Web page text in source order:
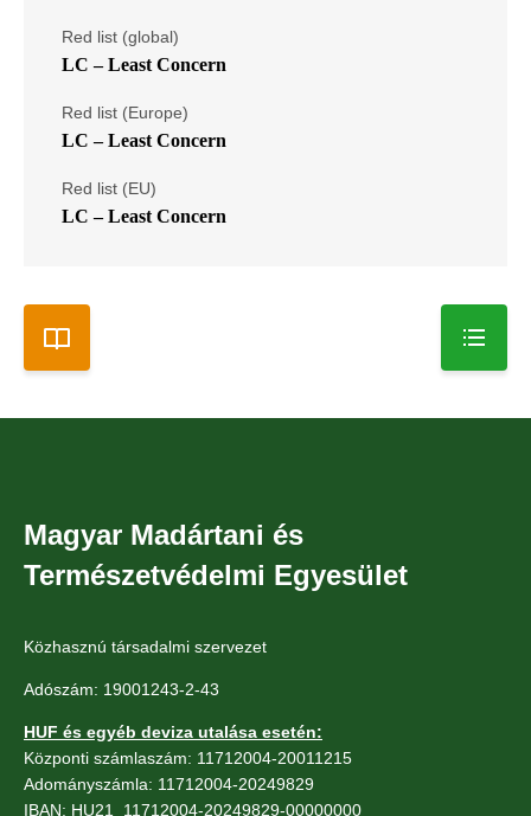
Red list (global)
LC – Least Concern
Red list (Europe)
LC – Least Concern
Red list (EU)
LC – Least Concern
Magyar Madártani és
Természetvédelmi Egyesület
Közhasznú társadalmi szervezet
Adószám: 19001243-2-43
HUF és egyéb deviza utalása esetén:
Központi számlaszám: 11712004-20011215
Adományszámla: 11712004-20249829
IBAN: HU21 11712004-20249829-00000000